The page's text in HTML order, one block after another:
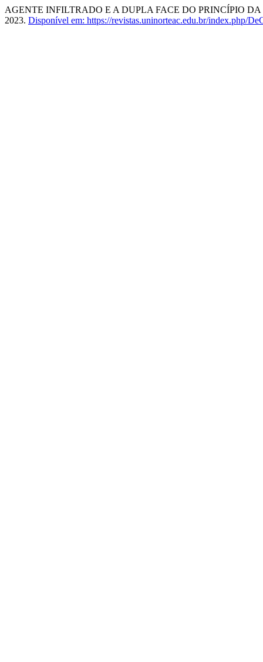
AGENTE INFILTRADO E A DUPLA FACE DO PRINCÍPIO
2023. Disponível em: https://revistas.uninorteac.edu.br/index.php/